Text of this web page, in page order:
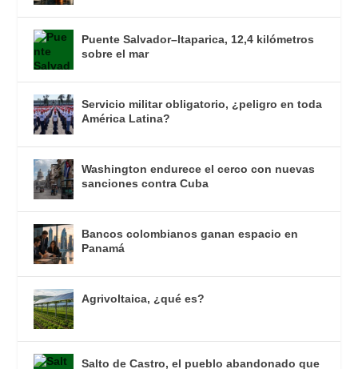
Puente Salvador–Itaparica, 12,4 kilómetros
sobre el mar
Servicio militar obligatorio, ¿peligro en toda
América Latina?
Washington endurece el cerco con nuevas
sanciones contra Cuba
Bancos colombianos ganan espacio en
Panamá
Agrivoltaica, ¿qué es?
Salto de Castro, el pueblo abandonado que